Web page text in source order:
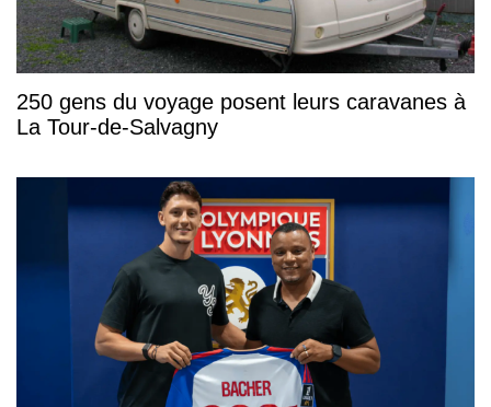
250 gens du voyage posent leurs caravanes à
La Tour-de-Salvagny